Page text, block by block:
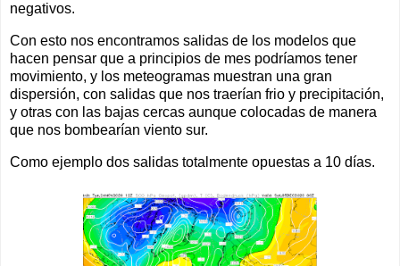
negativos.
Con esto nos encontramos salidas de los modelos que
hacen pensar que a principios de mes podríamos tener
movimiento, y los meteogramas muestran una gran
dispersión, con salidas que nos traerían frio y precipitación,
y otras con las bajas cercas aunque colocadas de manera
que nos bombearían viento sur.
Como ejemplo dos salidas totalmente opuestas a 10 días.